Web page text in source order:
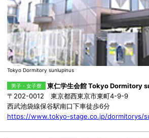
Tokyo Dormitory sunlupinus
男子・女子寮
東仁学生会館 Tokyo Dormitory
〒202-0012 東京都西東京市東町4-9-9
西武池袋線保谷駅南口下車徒歩6分
https://www.tokyo-stage.co.jp/dormitorys/